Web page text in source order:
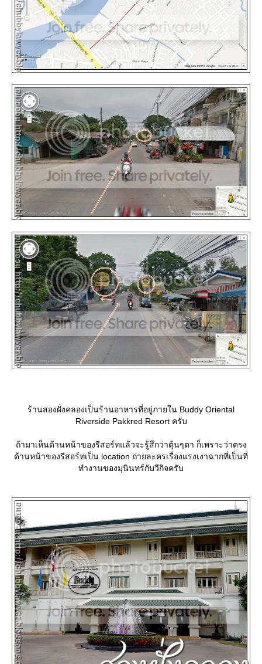
ร้านสองฝั่งคลองเป็นร้านอาหารที่อยู่ภายใน Buddy Oriental
Riverside Pakkred Resort ครับ
ถ้ามาเห็นด้านหน้าของรีสอร์ทแล้วจะรู้สึกว่าตุ้นๆตา ก็เพราะว่าตรง
ด้านหน้าของรีสอร์ทเป็น location ถ่ายละครเรื่องแรงเงาฉากที่เป็นที่
ทำงานของมุนินทร์กับวีกิจครับ